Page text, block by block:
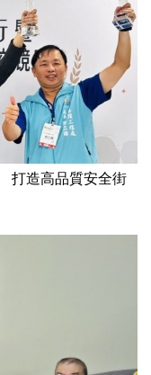
打造高品質安全街